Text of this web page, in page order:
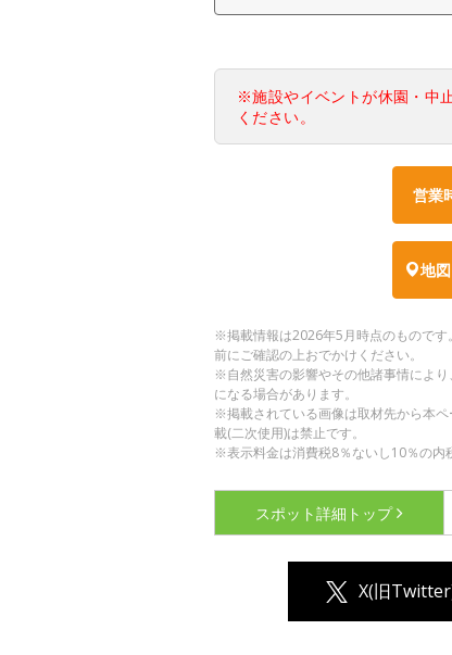
※施設やイベントが休園・中
ください。
営業
地
※掲載情報は2026年5月時点のもので
前にご確認の上おでかけください。
※自然災害の影響やその他諸事情によ
になる場合があります。
※掲載されている画像は取材先から本
載(二次使用)は禁止です。
※表示料金は消費税8％ないし10％の内
スポット詳細 トップ
X(旧